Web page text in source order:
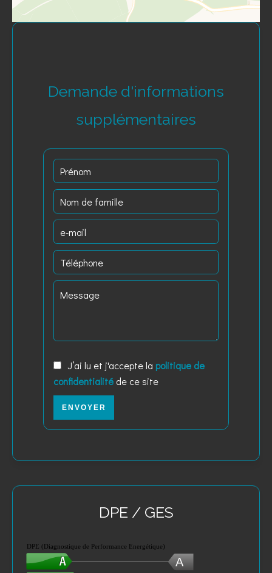
Demande d'informations
supplémentaires
J’ai lu et j'accepte la politique de
confidentialité de ce site
ENVOYER
DPE / GES
A
DPE (Diagnostique de Performance Energétique)